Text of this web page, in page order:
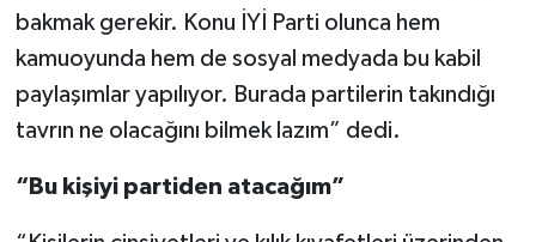
bakmak gerekir. Konu İYİ Parti olunca hem
kamuoyunda hem de sosyal medyada bu kabil
paylaşımlar yapılıyor. Burada partilerin takındığı
tavrın ne olacağını bilmek lazım” dedi.
“Bu kişiyi partiden atacağım”